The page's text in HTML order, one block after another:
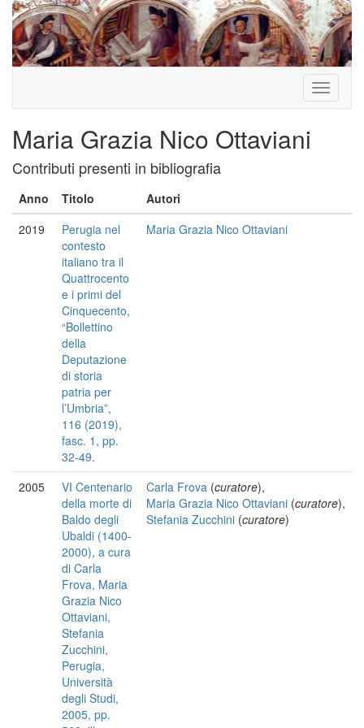
Toggle
Maria Grazia Nico Ottaviani
Contributi presenti in bibliografia
Anno Titolo
Autori
2019
Perugia nel
contesto
italiano tra il
Quattrocento
e i primi del
Cinquecento,
“Bollettino
della
Deputazione
di storia
patria per
l’Umbria”,
116 (2019),
fasc. 1, pp.
32-49.
Maria Grazia Nico Ottaviani
2005
VI Centenario
della morte di
Baldo degli
Ubaldi (1400-
2000), a cura
di Carla
Frova, Maria
Grazia Nico
Ottaviani,
Stefania
Zucchini,
Perugia,
Università
degli Studi,
2005, pp.
Carla Frova (curatore),
Maria Grazia Nico Ottaviani (curatore),
Stefania Zucchini (curatore)